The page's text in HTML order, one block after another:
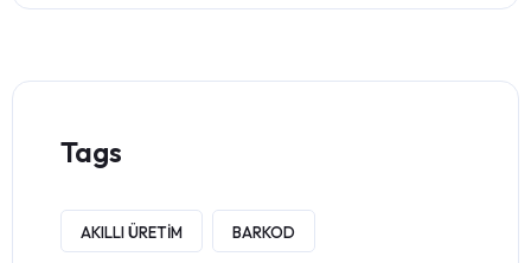
Tags
AKILLI ÜRETIM BARKOD